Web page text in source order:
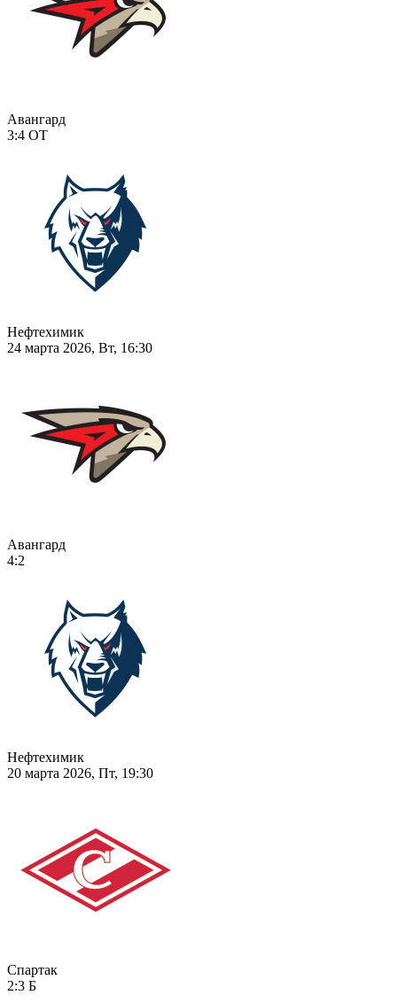
Авангард
3:4 ОТ
Нефтехимик
24 марта 2026, Вт, 16:30
Авангард
4:2
Нефтехимик
20 марта 2026, Пт, 19:30
Спартак
2:3 Б